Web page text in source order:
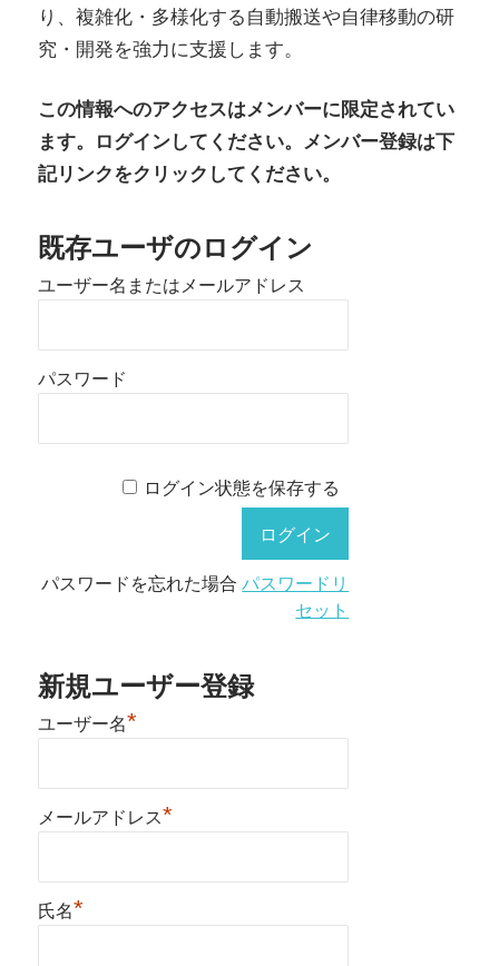
り、複雑化・多様化する自動搬送や自律移動の研
究・開発を強力に支援します。
この情報へのアクセスはメンバーに限定されてい
ます。ログインしてください。メンバー登録は下
記リンクをクリックしてください。
既存ユーザのログイン
ユーザー名またはメールアドレス
パスワード
ログイン状態を保存する
パスワードを忘れた場合パスワードリ
セット
新規ユーザー登録
ユーザー名*
メールアドレス*
氏名*